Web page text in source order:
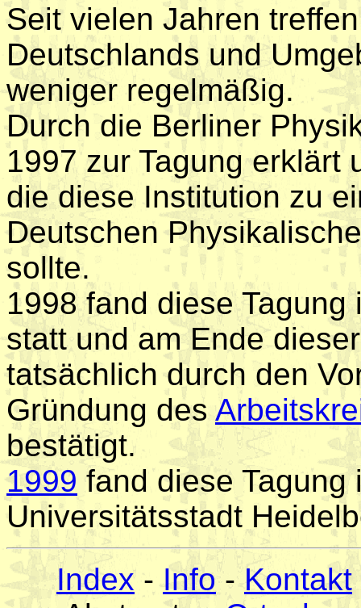
Seit vielen Jahren
Deutschlands und
weniger regelmäßig.
Durch die Berliner
1997 zur Tagung erklärt
die diese Institution zu
Deutschen
sollte.
1998 fand diese
statt und am Ende
tatsächlich durch den
Gründung des
bestätigt.
1999 fand diese
Universitätsstadt
Index - Info - Kontakt